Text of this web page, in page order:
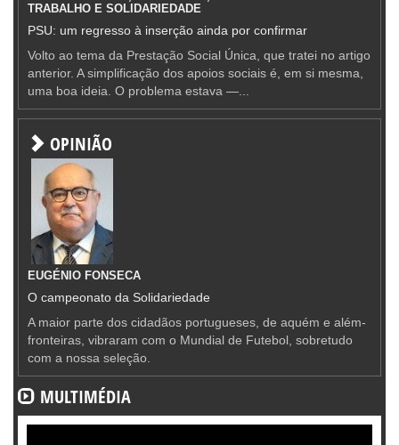
TRABALHO E SOLIDARIEDADE
PSU: um regresso à inserção ainda por confirmar
Volto ao tema da Prestação Social Única, que tratei no artigo
anterior. A simplificação dos apoios sociais é, em si mesma,
uma boa ideia. O problema estava —...
OPINIÃO
EUGÉNIO FONSECA
O campeonato da Solidariedade
A maior parte dos cidadãos portugueses, de aquém e além-
fronteiras, vibraram com o Mundial de Futebol, sobretudo
com a nossa seleção.
MULTIMÉDIA